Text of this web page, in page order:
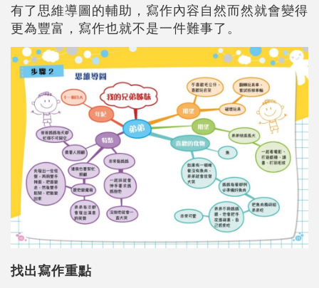
有了思維導圖的輔助，寫作內容自然而然就會變得
更為豐富，寫作也就不是一件難事了。
找出寫作重點